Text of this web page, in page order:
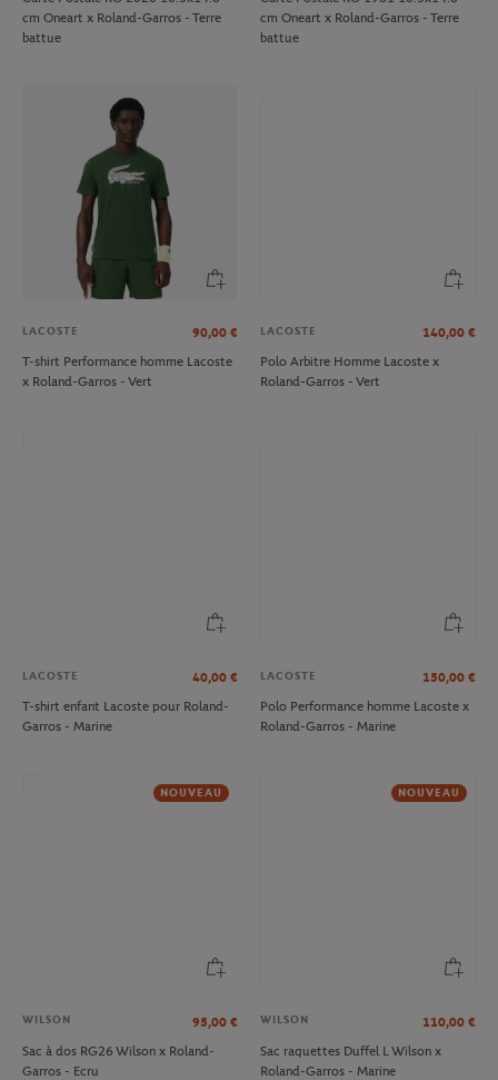
cm Oneart x Roland-Garros - Terre
battue
cm Oneart x Roland-Garros - Terre
battue
LACOSTE 90,00 €
T-shirt Performance homme Lacoste
x Roland-Garros - Vert
LACOSTE 140,00 €
Polo Arbitre Homme Lacoste x
Roland-Garros - Vert
LACOSTE 40,00 €
T-shirt enfant Lacoste pour Roland-
Garros - Marine
LACOSTE 150,00 €
Polo Performance homme Lacoste x
Roland-Garros - Marine
NOUVEAU
WILSON 95,00 €
Sac à dos RG26 Wilson x Roland-
Garros - Ecru
NOUVEAU
WILSON 110,00 €
Sac raquettes Duffel L Wilson x
Roland-Garros - Marine